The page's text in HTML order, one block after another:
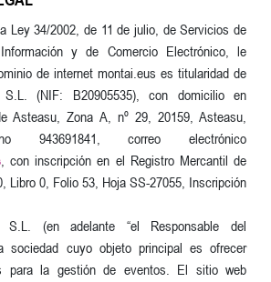
Ley 34/2002, de 11 de julio, de Servicios de
y de Comercio Electrónico, le
de internet montai.eus es titularidad de
S.L. (NIF: B20905535), con domicilio en
Asteasu, Zona A, nº 29, 20159, Asteasu,
943691841, correo electrónico
, con inscripción en el Registro Mercantil de
Libro 0, Folio 53, Hoja SS-27055, Inscripción
S.L. (en adelante “el Responsable del
sociedad cuyo objeto principal es ofrecer
para la gestión de eventos. El sitio web